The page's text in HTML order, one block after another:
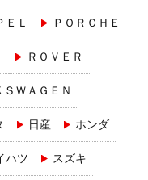
ＥＬ ＰＯＲＣＨＥ
ＲＯＶＥＲ
ＳＷＡＧＥＮ
日産 ホンダ
ハツ スズキ